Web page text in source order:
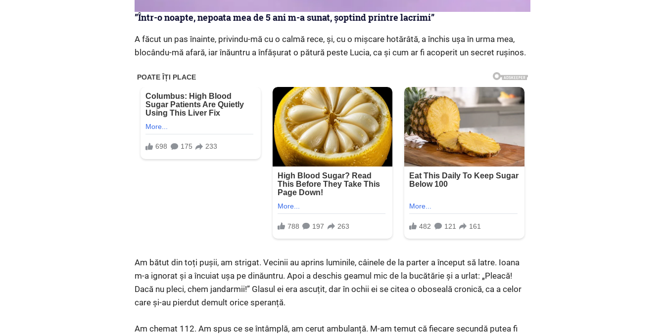
”Într-o noapte, nepoata mea de 5 ani m-a sunat, șoptind printre lacrimi”
A făcut un pas înainte, privindu-mă cu o calmă rece, și, cu o mișcare hotărâtă, a închis uşa în urma mea,
blocându-mă afară, iar înăuntru a înfăşurat o pătură peste Lucia, ca și cum ar fi acoperit un secret rușinos.
Am bătut din toți pușii, am strigat. Vecinii au aprins luminile, câinele de la parter a început să latre. Ioana
m-a ignorat și a încuiat uşa pe dinăuntru. Apoi a deschis geamul mic de la bucătărie și a urlat: „Pleacă!
Dacă nu pleci, chem jandarmii!” Glasul ei era ascuțit, dar în ochii ei se citea o oboseală cronică, ca a celor
care și-au pierdut demult orice speranță.
Am chemat 112. Am spus ce se întâmplă, am cerut ambulanță. M-am temut că fiecare secundă putea fi